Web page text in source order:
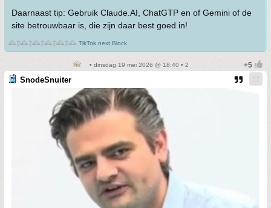
Daarnaast tip: Gebruik Claude.AI, ChatGTP en of Gemini of de
site betrouwbaar is, die zijn daar best goed in!
🕰️₿🕰️₿🕰️₿🕰️₿🕰️₿🕰️ TikTok next Block
• dinsdag 19 mei 2026 @ 18:40 • 2
SnodeSnuiter